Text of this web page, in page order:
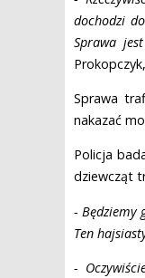
dochodzi
Sprawa
Sprawa
nakazać
Policja
dziewcząt
- Będziemy
Ten
-